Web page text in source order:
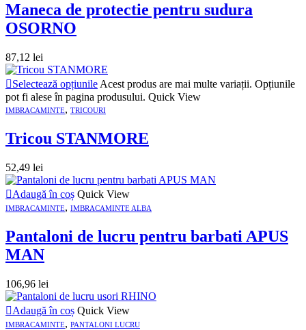
Maneca de protectie pentru sudura
OSORNO
87,12 lei
Selectează opțiunile Acest produs are mai multe variații. Opțiunile
pot fi alese în pagina produsului. Quick View
IMBRACAMINTE, TRICOURI
Tricou STANMORE
52,49 lei
Adaugă în coș Quick View
IMBRACAMINTE, IMBRACAMINTE ALBA
Pantaloni de lucru pentru barbati APUS
MAN
106,96 lei
Adaugă în coș Quick View
IMBRACAMINTE, PANTALONI LUCRU